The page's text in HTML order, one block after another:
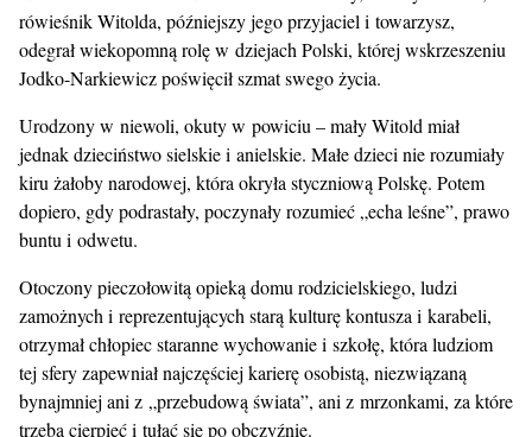
rówieśnik Witolda, późniejszy jego przyjaciel i towarzysz,
odegrał wiekopomną rolę w dziejach Polski, której wskrzeszeniu
Jodko-Narkiewicz poświęcił szmat swego życia.
Urodzony w niewoli, okuty w powiciu – mały Witold miał
jednak dzieciństwo sielskie i anielskie. Małe dzieci nie rozumiały
kiru żałoby narodowej, która okryła styczniową Polskę. Potem
dopiero, gdy podrastały, poczynały rozumieć „echa leśne”, prawo
buntu i odwetu.
Otoczony pieczołowitą opieką domu rodzicielskiego, ludzi
zamożnych i reprezentujących starą kulturę kontusza i karabeli,
otrzymał chłopiec staranne wychowanie i szkołę, która ludziom
tej sfery zapewniał najczęściej karierę osobistą, niezwiązaną
bynajmniej ani z „przebudową świata”, ani z mrzonkami, za które
trzeba cierpieć i tułać się po obczyźnie.